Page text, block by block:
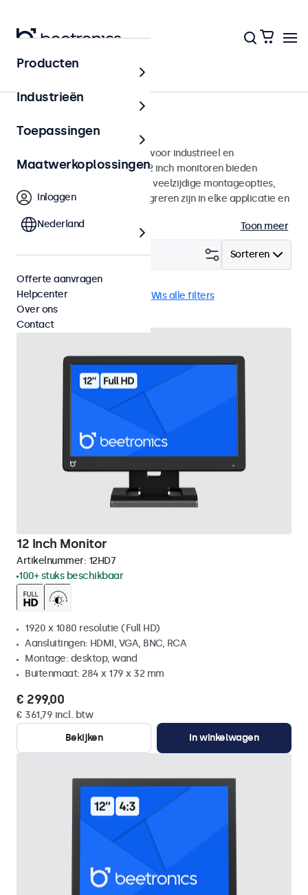
Monitoren
12 inch monitoren
12 inch monitoren ontworpen voor industrieel en
commercieel gebruik. Deze 12 inch monitoren bieden
diverse videoaansluitingen en veelzijdige montageopties,
waarmee ze naadloos te integreren zijn in elke applicatie en
Toon meer
Sorteren
Filter (3)
12 inch monitoren Wis alle filters
12 Inch Monitor
Artikelnummer: 12HD7
100+ stuks beschikbaar
1920 x 1080 resolutie (Full HD)
Aansluitingen: HDMI, VGA, BNC, RCA
Montage: desktop, wand
Buitenmaat: 284 x 179 x 32 mm
€ 299,00
€ 361,79 incl. btw
Bekijken
In winkelwagen
Producten
Industrieën
Toepassingen
Maatwerkoplossingen
Inloggen
Nederland
Offerte aanvragen
Helpcenter
Over ons
Contact